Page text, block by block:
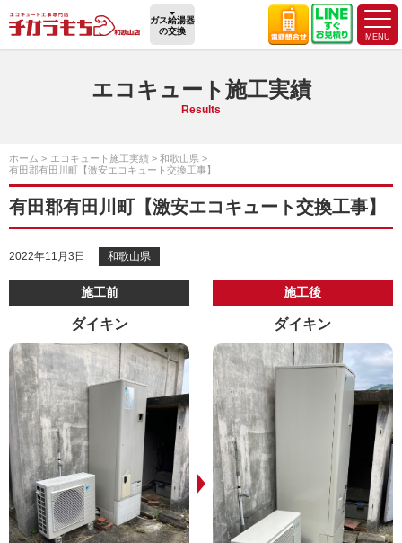
ガス給湯器
の交換
エコキュート施工実績
Results
ホーム エコキュート施工実績
和歌山県
有田郡有田川町【激安エコキュート交換工事】
有田郡有田川町【激安エコキュート交換工事】
2022年11月3日 和歌山県
施工前
ダイキン
施工後
ダイキン